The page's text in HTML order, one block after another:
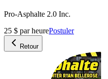
Pro-Asphalte 2.0 Inc.
25 $ par heurePostuler
Retour